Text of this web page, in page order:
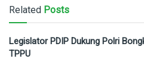
Related Posts
Legislator PDIP Dukung Polri
TPPU